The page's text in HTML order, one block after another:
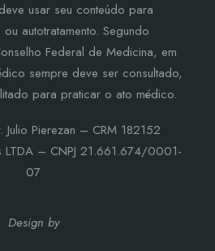
usar seu conteúdo para
autotratamento. Segundo
Federal de Medicina, em
sempre deve ser consultado,
para praticar o ato médico.
Julio Pierezan – CRM 182152
LTDA – CNPJ 21.661.674/0001-
07
Design by